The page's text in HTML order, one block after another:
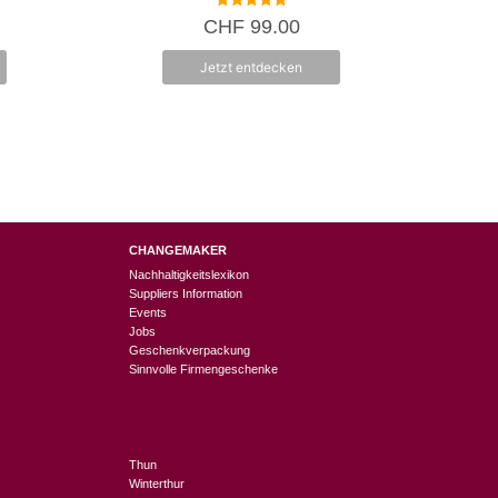
5.00
von 5
CHF99.00
Jetzt entdecken
CHANGEMAKER
Nachhaltigkeitslexikon
Suppliers Information
Events
Jobs
Geschenkverpackung
Sinnvolle Firmengeschenke
Thun
Winterthur